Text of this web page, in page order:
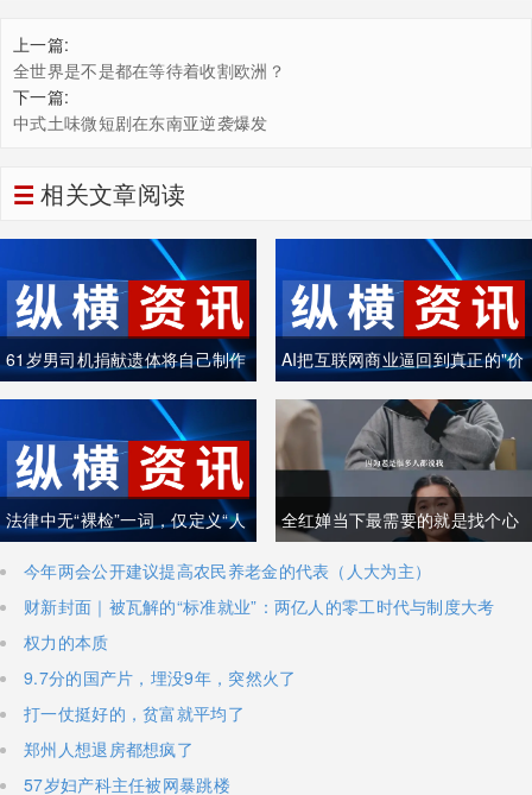
上一篇:
全世界是不是都在等待着收割欧洲？
下一篇:
中式土味微短剧在东南亚逆袭爆发
相关文章阅读
61岁男司机捐献遗体将自己制作
成木乃伊
AI把互联网商业逼回到真正的"价
值创造"
法律中无“裸检”一词，仅定义“人
身检查”
全红婵当下最需要的就是找个心
理医生
今年两会公开建议提高农民养老金的代表（人大为主）
财新封面｜被瓦解的“标准就业”：两亿人的零工时代与制度大考
权力的本质
9.7分的国产片，埋没9年，突然火了
打一仗挺好的，贫富就平均了
郑州人想退房都想疯了
57岁妇产科主任被网暴跳楼